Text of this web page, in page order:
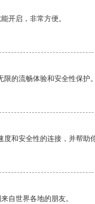
开启，非常方便。
的流畅体验和安全性保护。
和安全性的连接，并帮助
自世界各地的朋友。